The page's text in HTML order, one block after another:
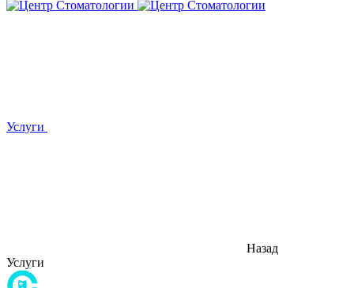
Услуги
Назад
Услуги